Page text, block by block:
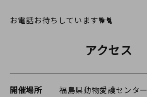
お電話お待ちしています🐕🐈
アクセス
開催場所 福島県動物愛護センター